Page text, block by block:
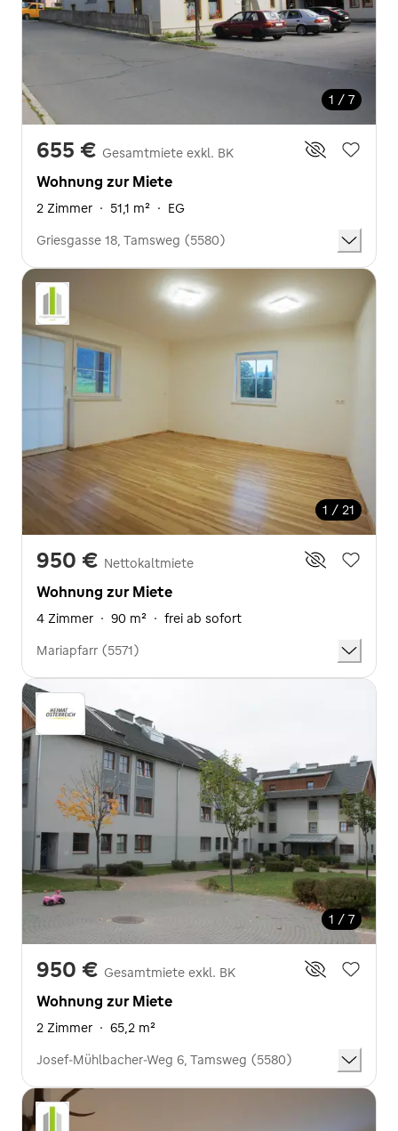
1 / 7
655 € Gesamtmiete exkl. BK
Wohnung zur Miete
2 Zimmer · 51,1 m² · EG
Griesgasse 18, Tamsweg (5580)
1 / 21
950 € Nettokaltmiete
Wohnung zur Miete
4 Zimmer · 90 m² · frei ab sofort
Mariapfarr (5571)
1 / 7
950 € Gesamtmiete exkl. BK
Wohnung zur Miete
2 Zimmer · 65,2 m²
Josef-Mühlbacher-Weg 6, Tamsweg (5580)